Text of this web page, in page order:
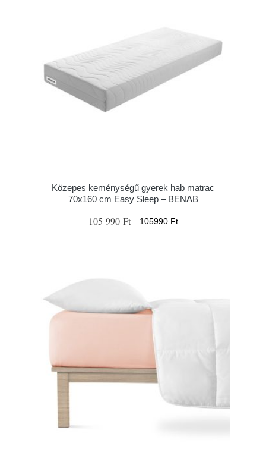
Közepes keménységű gyerek hab matrac
70x160 cm Easy Sleep – BENAB
105 990 Ft 105990 Ft